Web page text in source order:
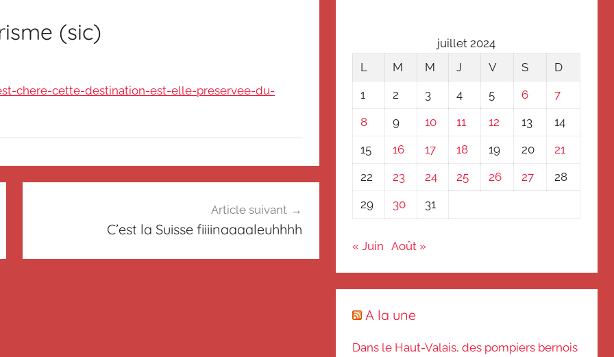
(sic)
chere-cette-destination-est-elle-preservee-du-
Article suivant
C’est la Suisse fiiiinaaaaleuhhhh
juillet 2024
L
M M J V S
D
1
2 3 4 5 6
7
8
9 10 11 12 13
14
15
16 17 18 19 20
21
22
23 24 25 26 27
28
29
30 31
« Juin Août »
A la une
Dans le Haut-Valais, des pompiers bernois